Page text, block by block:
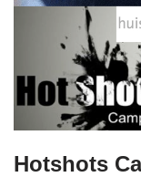
Hotshots